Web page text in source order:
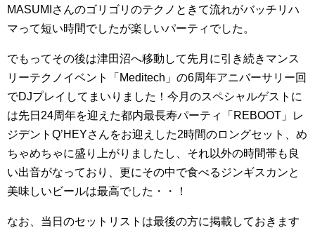
MASUMIさんのゴリゴリのテクノときて流れがバッチリハ
マって短い時間でしたが楽しいパーティでした。
でもってその後は津田沼へ移動して先月に引き続きマンス
リーテクノイベント「Meditech」の6周年アニバーサリー回
でDJプレイしてまいりました！今月のスペシャルゲストに
は先日24周年を迎えた都内最長寿パーティ「REBOOT」レ
ジデントQ’HEYさんをお迎えした2時間のロングセット、め
ちゃめちゃに盛り上がりましたし、それ以外の時間帯も良
い出音がなっており、更にその中で食べるジンギスカンと
美味しいビールは最高でした・・！
なお、当日のセットリストは最後の方に掲載しておきます